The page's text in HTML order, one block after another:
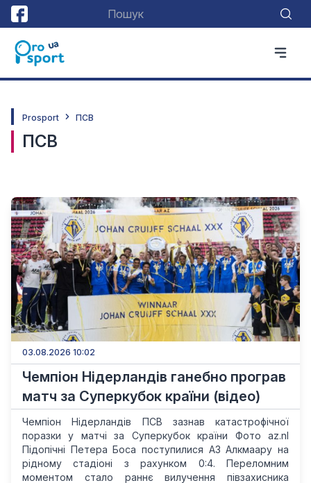
Prosport ПСВ
ПСВ
03.08.2026 10:02
Чемпіон Нідерландів ганебно програв
матч за Суперкубок країни (відео)
Чемпіон Нідерландів ПСВ зазнав катастрофічної
поразки у матчі за Суперкубок країни Фото az.nl
Підопічні Петера Боса поступилися АЗ Алкмаару на
рідному стадіоні з рахунком 0:4. Переломним
моментом стало раннє вилучення півзахисника